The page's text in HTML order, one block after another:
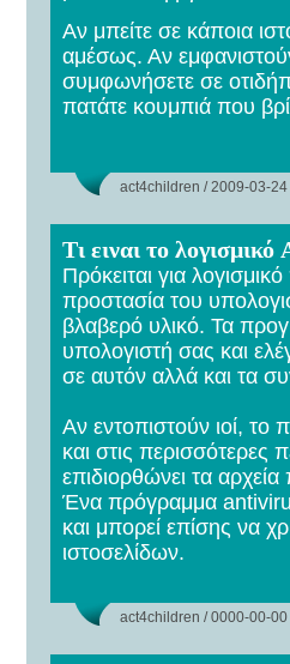
Αν μπείτε σε κάποια
αμέσως. Αν
συμφωνήσετε σε
πατάτε κουμπιά που
act4children / 2009-03-
Τι ειναι το
Πρόκειται για
προστασία του
βλαβερό υλικό. Τα
υπολογιστή σας και
σε αυτόν αλλά και τα
Αν εντοπιστούν ιοί,
και στις περισσότερες
επιδιορθώνει τα
Ένα πρόγραμμα
και μπορεί επίσης να
ιστοσελίδων.
act4children / 0000-00-